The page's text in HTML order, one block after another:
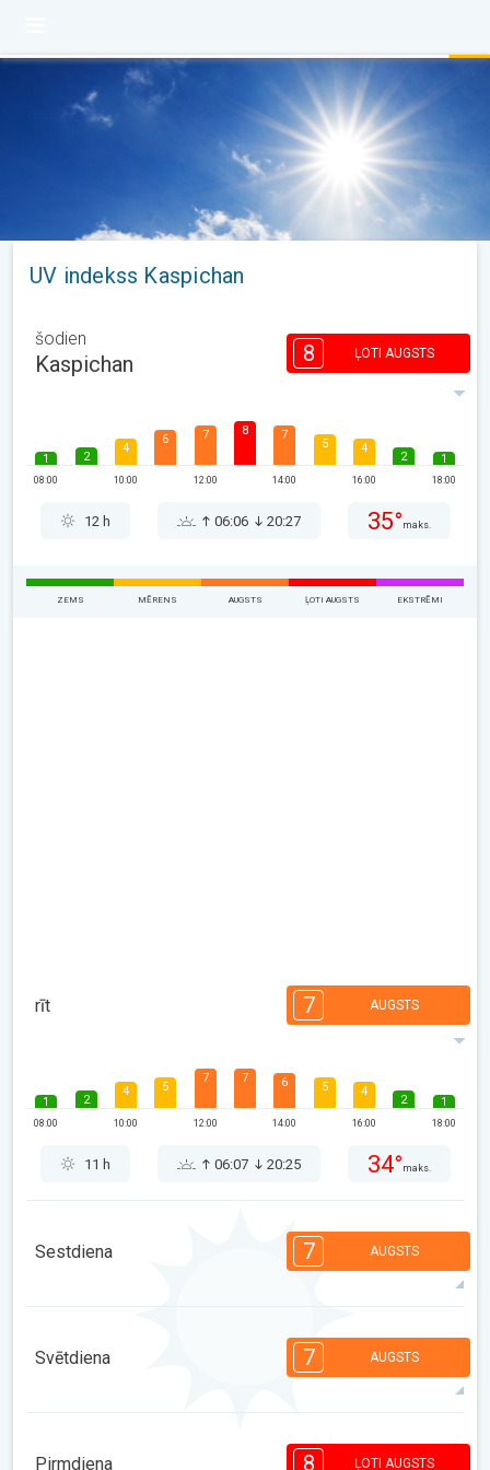
UV indekss Kaspichan
šodien
Kaspichan 8 ĻOTI AUGSTS
1
08:00
2
4
10:00
6 7
12:00
8 7
14:00
5 4
16:00
2 1
18:00
12 h 06:06 20:27 35° maks.
ZEMS MĒRENS AUGSTS ĻOTI AUGSTS EKSTRĒMI
rīt 7 AUGSTS
1
08:00
2
4
10:00
5
7
12:00
7 6
14:00
5 4
16:00
2 1
18:00
11 h 06:07 20:25 34° maks.
Sestdiena 7 AUGSTS
1
14:00
3
11 h 06:08 20:24 34°maks.
Svētdiena 7 AUGSTS
1 3
Pirmdiena 8 ĻOTI AUGSTS